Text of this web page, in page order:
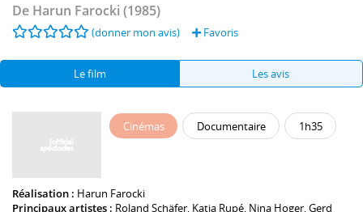
De Harun Farocki (1985)
(donner mon avis) Favoris
Le film Les avis
Cinémas Documentaire 1h35
Réalisation : Harun Farocki
Principaux artistes : Roland Schäfer, Katja Rupé, Nina Hoger,Gerd